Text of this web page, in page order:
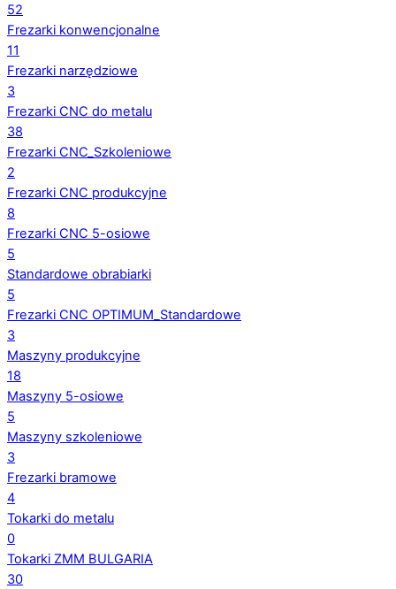
52
Frezarki konwencjonalne
11
Frezarki narzędziowe
3
Frezarki CNC do metalu
38
Frezarki CNC_Szkoleniowe
2
Frezarki CNC produkcyjne
8
Frezarki CNC 5-osiowe
5
Standardowe obrabiarki
5
Frezarki CNC OPTIMUM_Standardowe
3
Maszyny produkcyjne
18
Maszyny 5-osiowe
5
Maszyny szkoleniowe
3
Frezarki bramowe
4
Tokarki do metalu
0
Tokarki ZMM BULGARIA
30